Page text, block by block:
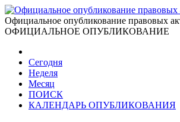
Официальное опубликование правовых
ОФИЦИАЛЬНОЕ ОПУБЛИКОВАНИЕ
Сегодня
Неделя
Месяц
ПОИСК
КАЛЕНДАРЬ ОПУБЛИКОВАНИЯ